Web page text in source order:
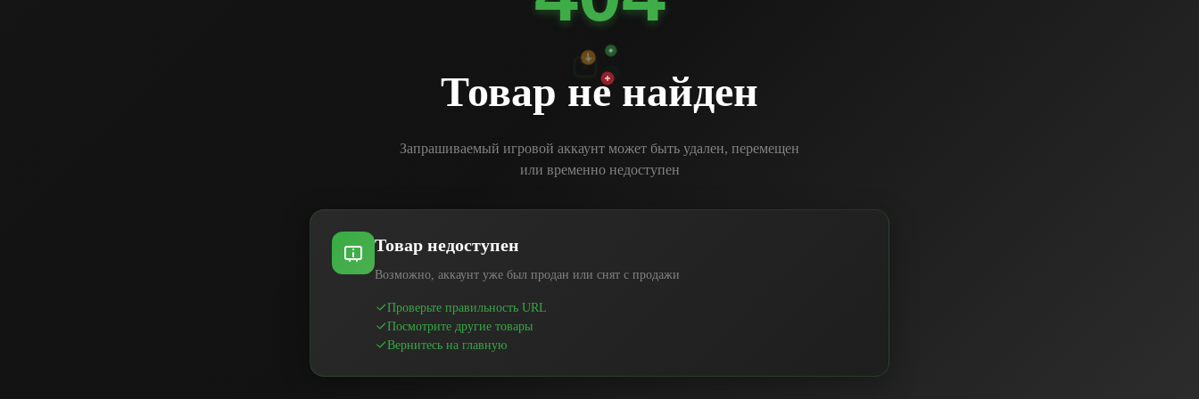
Товар не найден
Запрашиваемый игровой аккаунт может быть удален, перемещен
или временно недоступен
Товар недоступен
Возможно, аккаунт уже был продан или снят с продажи
Проверьте правильность URL
Посмотрите другие товары
Вернитесь на главную